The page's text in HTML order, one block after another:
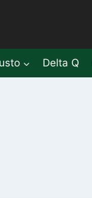
Delta Q